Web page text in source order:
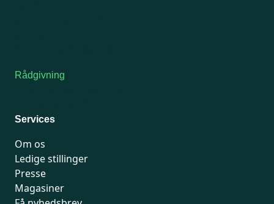
Rådgivning
Services
Om os
Ledige stillinger
Presse
Magasiner